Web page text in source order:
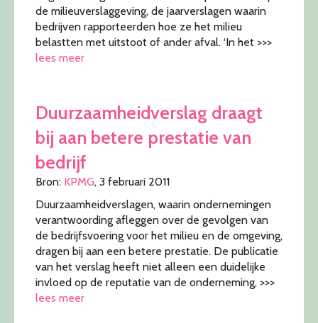
de milieuverslaggeving, de jaarverslagen waarin
bedrijven rapporteerden hoe ze het milieu
belastten met uitstoot of ander afval. ‘In het >>>
lees meer
Duurzaamheidverslag draagt
bij aan betere prestatie van
bedrijf
Bron: KPMG, 3 februari 2011
Duurzaamheidverslagen, waarin ondernemingen
verantwoording afleggen over de gevolgen van
de bedrijfsvoering voor het milieu en de omgeving,
dragen bij aan een betere prestatie. De publicatie
van het verslag heeft niet alleen een duidelijke
invloed op de reputatie van de onderneming, >>>
lees meer